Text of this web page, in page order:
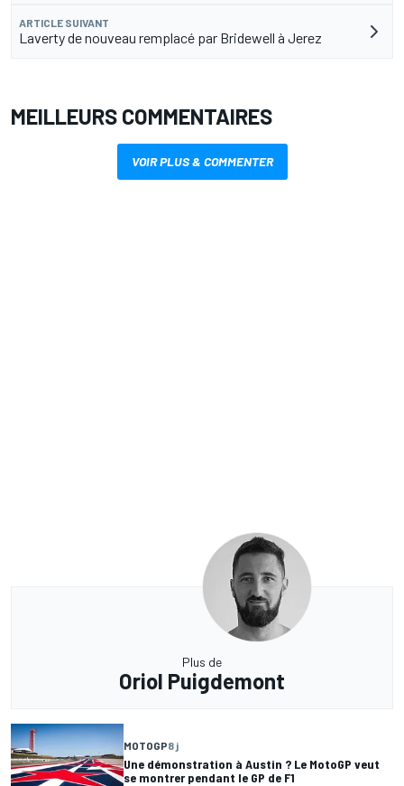
ARTICLE SUIVANT
Laverty de nouveau remplacé par Bridewell à Jerez
MEILLEURS COMMENTAIRES
VOIR PLUS & COMMENTER
Plus de
Oriol Puigdemont
MOTOGP8 j
Une démonstration à Austin ? Le MotoGP veut
se montrer pendant le GP de F1